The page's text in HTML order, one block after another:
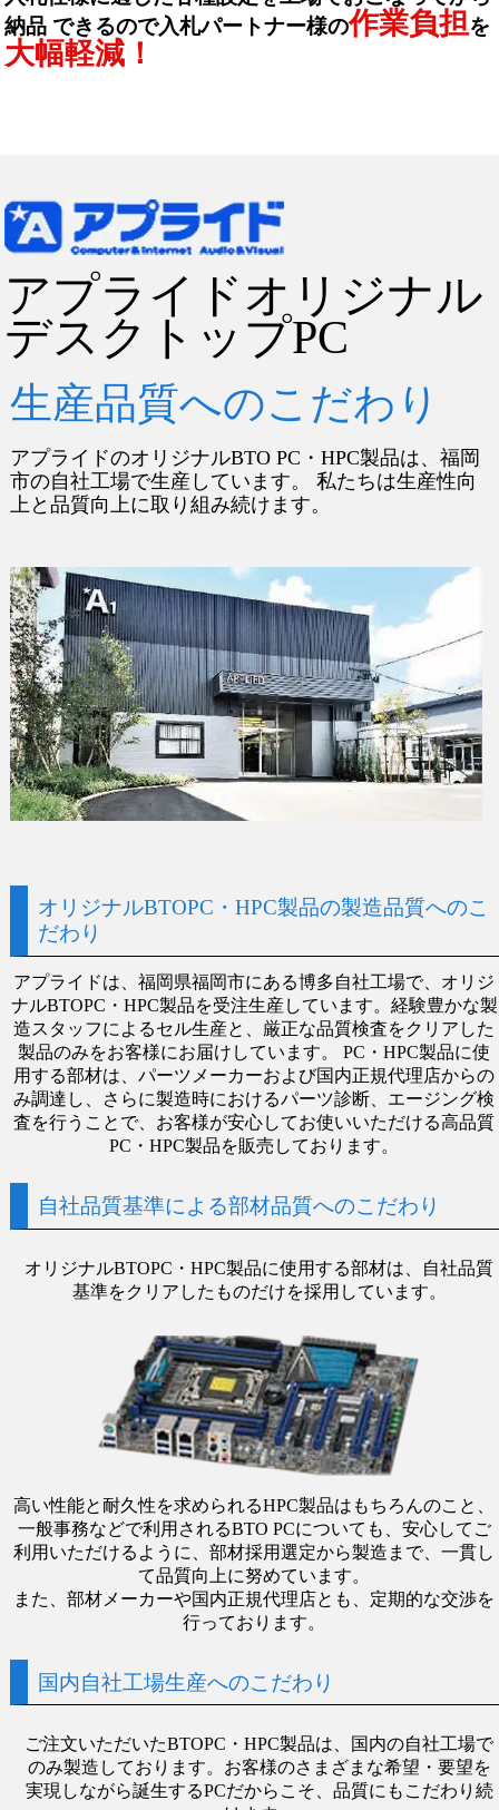
納品 できるので入札パートナー様の作業負担を
大幅軽減！
アプライドオリジナル
デスクトップPC
生産品質へのこだわり
アプライドのオリジナルBTO PC・HPC製品は、 福岡
市の自社工場で生産しています。
私たちは生産性向
上と品質向上に取り組み続けます。
オリジナルBTOPC・HPC製品の製造品質へのこ
だわり
アプライドは、福岡県福岡市にある博多自社工場で、オリジ
ナルBTOPC・HPC製品を受注生産しています。経験豊かな製
造スタッフによるセル生産と、厳正な品質検査をクリアした
製品のみをお客様にお届けしています。 PC・HPC製品に使
用する部材は、パーツメーカーおよび国内正規代理店からの
み調達し、さらに製造時におけるパーツ診断、エージング検
査を行うことで、お客様が安心してお使いいただける高品質
PC・HPC製品を販売しております。
自社品質基準による部材品質へのこだわり
オリジナルBTOPC・HPC製品に使用する部材は、自社品質
基準をクリアしたものだけを採用しています。
高い性能と耐久性を求められるHPC製品はもちろんのこと、
一般事務などで利用されるBTO PCについても、安心してご
利用いただけるように、部材採用選定から製造まで、一貫し
て品質向上に努めています。
また、部材メーカーや国内正規代理店とも、定期的な交渉を
行っております。
国内自社工場生産へのこだわり
ご注文いただいたBTOPC・HPC製品は、国内の自社工場で
のみ製造しております。お客様のさまざまな希望・要望を
実現しながら誕生するPCだからこそ、品質にもこだわり続